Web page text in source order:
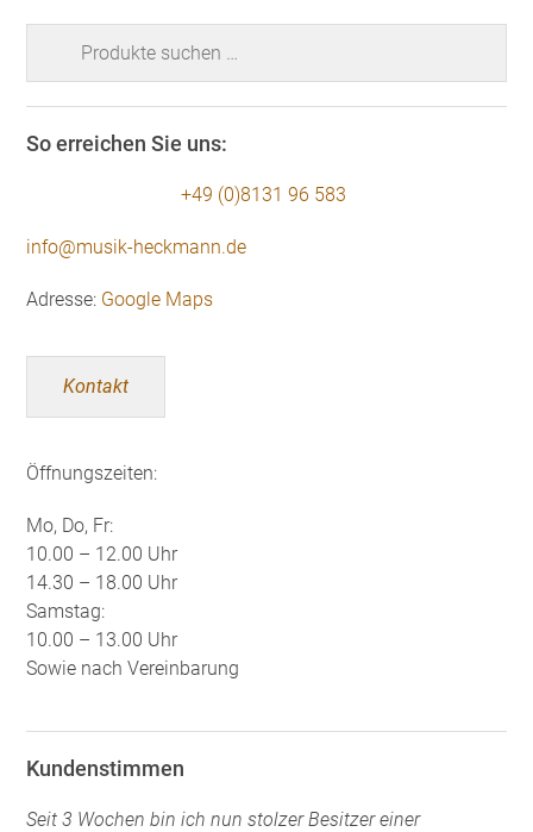
So erreichen Sie uns:
+49 (0)8131 96 583
info@musik-heckmann.de
Adresse: Google Maps
Kontakt
Öffnungszeiten:
Mo, Do, Fr:
10.00 – 12.00 Uhr
14.30 – 18.00 Uhr
Samstag:
10.00 – 13.00 Uhr
Sowie nach Vereinbarung
Kundenstimmen
Seit 3 Wochen bin ich nun stolzer Besitzer einer